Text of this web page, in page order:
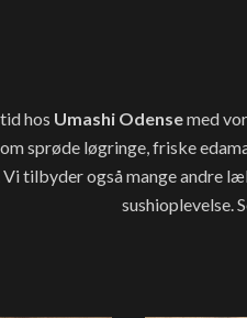
hos Umashi Odensemed
sprøde løgringe, friske
tilbyder også mange andre
sushioplevelse.